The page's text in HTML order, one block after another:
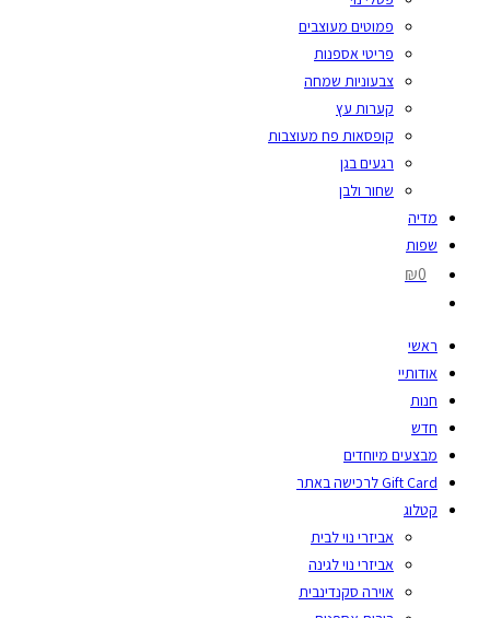
פמוטים מעוצבים
פריטי אספנות
צבעוניות שמחה
קערות עץ
קופסאות פח מעוצבות
רגעים בגן
שחור ולבן
מדיה
שפות
₪0
ראשי
אודותיי
חנות
חדש
מבצעים מיוחדים
Gift Card לרכישה באתר
קטלוג
אביזרי נוי לבית
אביזרי נוי לגינה
אוירה סקנדינבית